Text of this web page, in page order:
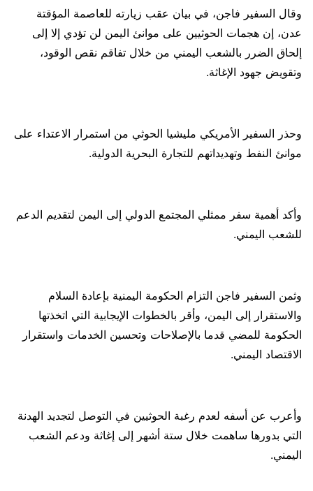
وقال السفير فاجن، في بيان عقب زيارته للعاصمة المؤقتة
عدن، إن هجمات الحوثيين على موانئ اليمن لن تؤدي إلا إلى
إلحاق الضرر بالشعب اليمني من خلال تفاقم نقص الوقود،
وتقويض جهود الإغاثة.
وحذر السفير الأمريكي مليشيا الحوثي من استمرار الاعتداء على
موانئ النفط وتهديداتهم للتجارة البحرية الدولية.
وأكد أهمية سفر ممثلي المجتمع الدولي إلى اليمن لتقديم الدعم
للشعب اليمني.
وثمن السفير فاجن التزام الحكومة اليمنية بإعادة السلام
والاستقرار إلى اليمن، وأقر بالخطوات الإيجابية التي اتخذتها
الحكومة للمضي قدما بالإصلاحات وتحسين الخدمات واستقرار
الاقتصاد اليمني.
وأعرب عن أسفه لعدم رغبة الحوثيين في التوصل لتجديد الهدنة
التي بدورها ساهمت خلال ستة أشهر إلى إغاثة ودعم الشعب
اليمني.